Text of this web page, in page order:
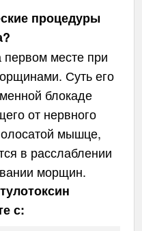
процедуры
первом месте при
Суть его
блокаде
от нервного
мышце,
в расслаблении
морщин.
с: